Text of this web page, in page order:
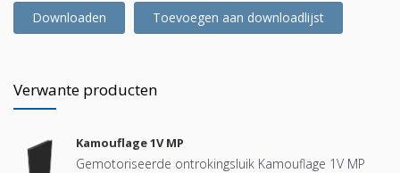
Downloaden Toevoegen aan downloadlijst
Verwante producten
Kamouflage 1V MP
Gemotoriseerde ontrokingsluik Kamouflage 1V MP